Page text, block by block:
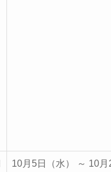
10月5日（水） ～ 10